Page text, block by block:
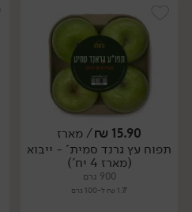
יח׳ ק״ג
15.90
₪/ מארז
תפוח עץ גרנד סמית' - ייבוא
(מארז 4 יח')
900 גרם
1.77 ₪ ל-100 גרם